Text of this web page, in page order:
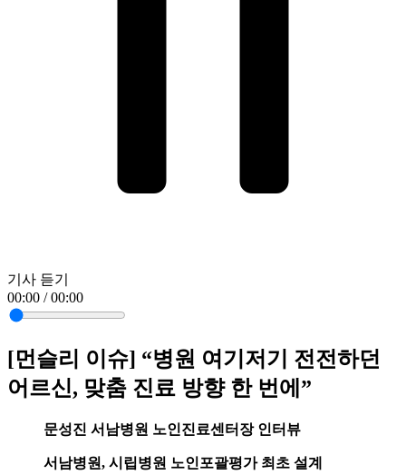
기사 듣기
00:00 / 00:00
[먼슬리 이슈] “병원 여기저기 전전하던
어르신, 맞춤 진료 방향 한 번에”
문성진 서남병원 노인진료센터장 인터뷰
서남병원, 시립병원 노인포괄평가 최초 설계